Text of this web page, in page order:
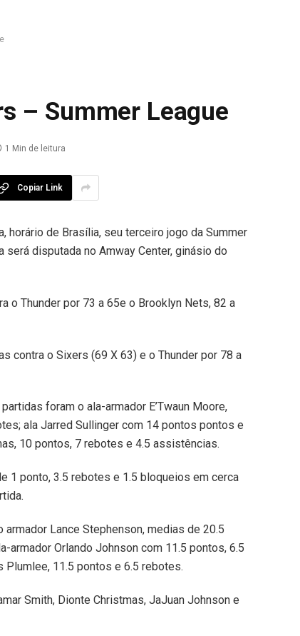
– Summer League
1 Min de leitura
Copiar Link
horário de Brasília, seu terceiro jogo da Summer
será disputada no Amway Center, ginásio do
o Thunder por 73 a 65e o Brooklyn Nets, 82 a
contra o Sixers (69 X 63) e o Thunder por 78 a
foram o ala-armador E’Twaun Moore,
ala Jarred Sullinger com 14 pontos pontos e
10 pontos, 7 rebotes e 4.5 assistências.
1 ponto, 3.5 rebotes e 1.5 bloqueios em cerca
Lance Stephenson, medias de 20.5
armador Orlando Johnson com 11.5 pontos, 6.5
11.5 pontos e 6.5 rebotes.
Smith, Dionte Christmas, JaJuan Johnson e